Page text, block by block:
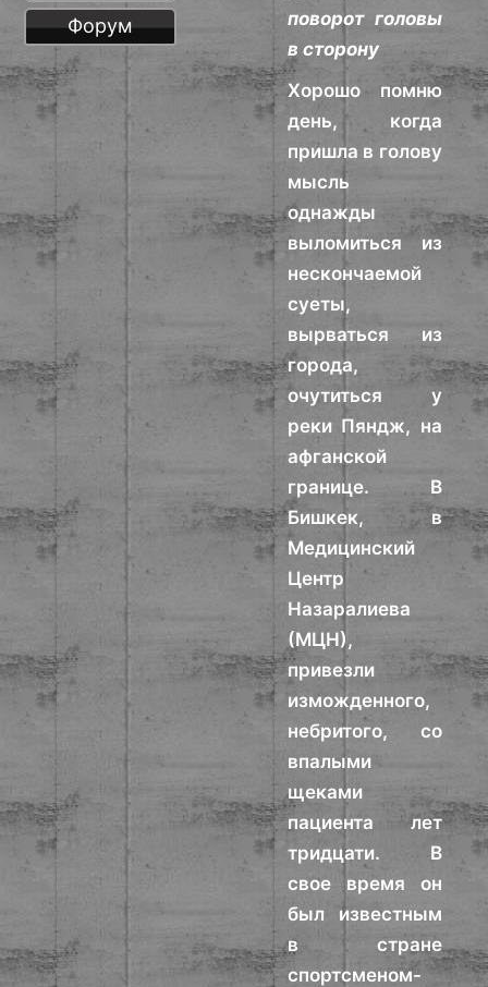
поворот головы
в сторону
Хорошо помню
день, когда
пришла в голову
мысль
однажды
выломиться из
нескончаемой
суеты,
вырваться из
города,
очутиться у
реки Пяндж, на
афганской
границе. В
Бишкек, в
Медицинский
Центр
Назаралиева
(МЦН),
привезли
изможденного,
небритого, со
впалыми
щеками
пациента лет
тридцати. В
свое время он
был известным
в стране
спортсменом-
Форум